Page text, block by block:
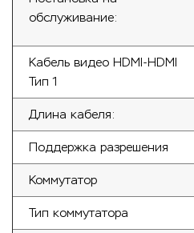
обслуживание:
Кабель видео HDMI‑HDMI
Тип 1
Длина кабеля:
Поддержка разрешения
Коммутатор
Тип коммутатора